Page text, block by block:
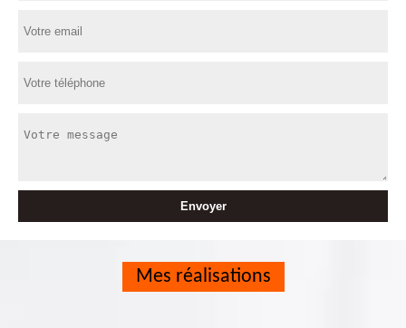
Mes réalisations